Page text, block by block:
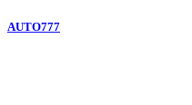
AUTO777